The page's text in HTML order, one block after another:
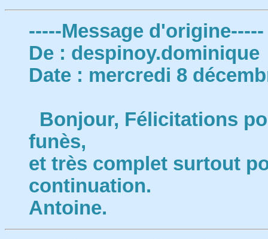
-----Message d'origine-----
De : despinoy.dominique
Date : mercredi 8
Bonjour, Félicitations
funès,
et très complet surtout
continuation.
Antoine.